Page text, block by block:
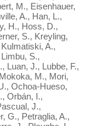
M., Eisenhauer,
A., Han, L.,
H., Hoss, D.,
S., Kreyling,
A.,
S.,
Luan, J., Lubbe, F.,
M., Mori,
Ochoa-Hueso,
Orbán, I.,
J.,
G., Petraglia, A.,